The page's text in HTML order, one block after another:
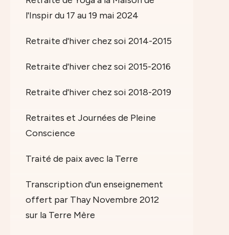
l'Inspir du 17 au 19 mai 2024
Retraite d'hiver chez soi 2014-2015
Retraite d'hiver chez soi 2015-2016
Retraite d'hiver chez soi 2018-2019
Retraites et Journées de Pleine
Conscience
Traité de paix avec la Terre
Transcription d'un enseignement
offert par Thay Novembre 2012
sur la Terre Mère